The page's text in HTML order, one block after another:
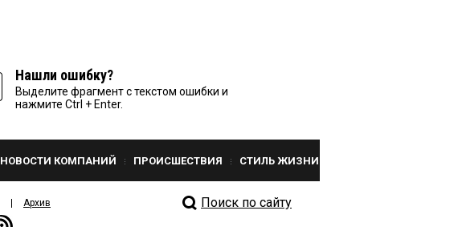
Нашли ошибку?
Выделите фрагмент с текстом ошибки и
нажмите Ctrl + Enter.
НОВОСТИ КОМПАНИЙ ПРОИСШЕСТВИЯ СТИЛЬ ЖИЗНИ
Архив
Поиск по сайту